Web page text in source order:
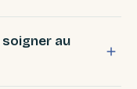
au